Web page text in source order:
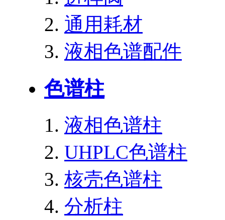
通用耗材
液相色谱配件
色谱柱
液相色谱柱
UHPLC色谱柱
核壳色谱柱
分析柱